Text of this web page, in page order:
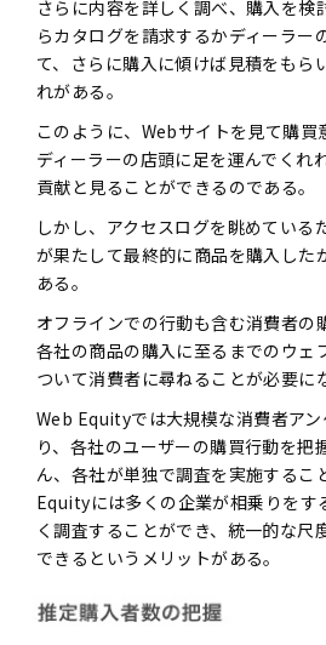
さらに内容を詳しく調べ、購入を検
らカタログを請求するかディーラー
て、さらに購入に傾けば見積をもら
れがある。
このように、Webサイトを見て購買
ディーラーの店頭に足を運んでくれ
貢献と見ることができるのである。
しかし、アクセスログを眺めている
が果たして最終的に商品を購入した
ある。
オフラインでの行動も含む消費者の
各社の商品の購入に至るまでのウェ
ついて消費者に尋ねることが必要に
Web Equityでは大規模な消費者ア
り、各社のユーザーの購買行動を把
ん、各社が単独で調査を実施するこ
Equityには多くの企業が相乗りをす
く調査することができ、統一的な尺
できるというメリットがある。